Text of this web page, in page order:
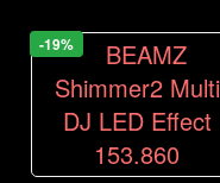
-19%